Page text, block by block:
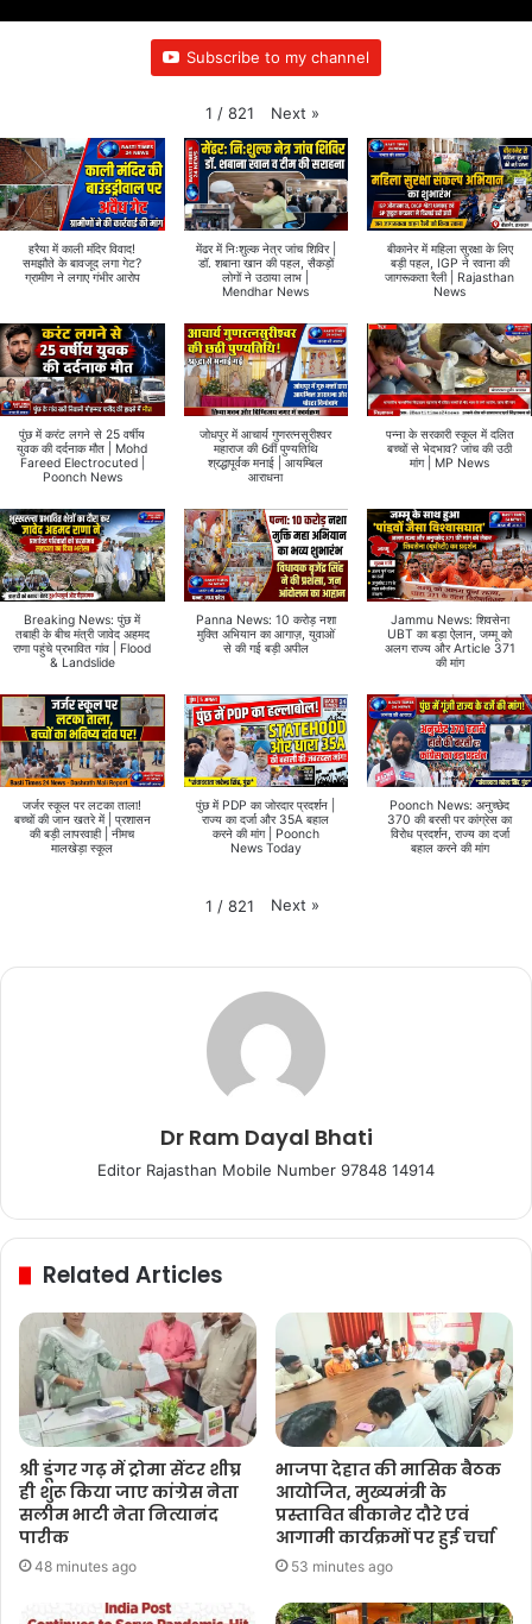
Subscribe to my channel
1 / 821 Next »
हरैया में काली मंदिर विवाद!
समझौते के बावजूद लगा गेट?
ग्रामीण ने लगाए गंभीर आरोप
मेंढर में निःशुल्क नेत्र जांच शिविर |
डॉ. शबाना खान की पहल, सैकड़ों
लोगों ने उठाया लाभ |
Mendhar News
बीकानेर में महिला सुरक्षा के लिए
बड़ी पहल, IGP ने रवाना की
जागरूकता रैली | Rajasthan
News
पुंछ में करंट लगने से 25 वर्षीय
युवक की दर्दनाक मौत | Mohd
Fareed Electrocuted |
Poonch News
जोधपुर में आचार्य गुणरत्नसूरीश्वर
महाराज की 6वीं पुण्यतिथि
श्रद्धापूर्वक मनाई | आयम्बिल
आराधना
पन्ना के सरकारी स्कूल में दलित
बच्चों से भेदभाव? जांच की उठी
मांग | MP News
Breaking News: पुंछ में
तबाही के बीच मंत्री जावेद अहमद
राणा पहुंचे प्रभावित गांव | Flood
& Landslide
Panna News: 10 करोड़ नशा
मुक्ति अभियान का आगाज़, युवाओं
से की गई बड़ी अपील
Jammu News: शिवसेना
UBT का बड़ा ऐलान, जम्मू को
अलग राज्य और Article 371
की मांग
जर्जर स्कूल पर लटका ताला!
बच्चों की जान खतरे में | प्रशासन
की बड़ी लापरवाही | नीमच
मालखेड़ा स्कूल
पुंछ में PDP का जोरदार प्रदर्शन |
राज्य का दर्जा और 35A बहाल
करने की मांग | Poonch
News Today
Poonch News: अनुच्छेद
370 की बरसी पर कांग्रेस का
विरोध प्रदर्शन, राज्य का दर्जा
बहाल करने की मांग
1 / 821 Next »
Dr Ram Dayal Bhati
Editor Rajasthan Mobile Number 97848 14914
Related Articles
श्री डूंगर गढ़ में ट्रोमा सेंटर शीघ्र
ही शुरू किया जाए कांग्रेस नेता
सलीम भाटी नेता नित्यानंद
पारीक
48 minutes ago
भाजपा देहात की मासिक बैठक
आयोजित, मुख्यमंत्री के
प्रस्तावित बीकानेर दौरे एवं
आगामी कार्यक्रमों पर हुई चर्चा
53 minutes ago